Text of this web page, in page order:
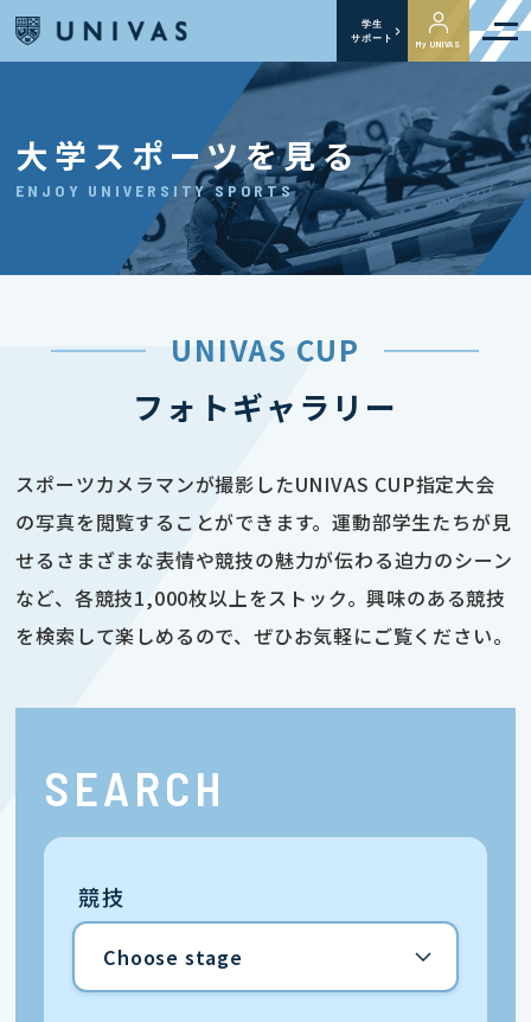
学生
サポート
My UNIVAS
大学スポーツを見る
ENJOY UNIVERSITY SPORTS
UNIVAS CUP
フォトギャラリー
スポーツカメラマンが撮影したUNIVAS CUP指定大会
の写真を閲覧することができます。運動部学生たちが見
せるさまざまな表情や競技の魅力が伝わる迫力のシーン
など、各競技1,000枚以上をストック。興味のある競技
を検索して楽しめるので、ぜひお気軽にご覧ください。
SEARCH
競技